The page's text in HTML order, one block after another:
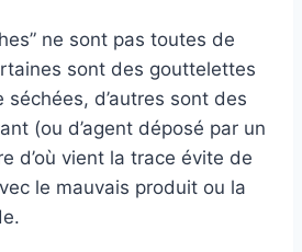
ne sont pas toutes de
sont des gouttelettes
séchées, d’autres sont des
(ou d’agent déposé par un
d’où vient la trace évite de
le mauvais produit ou la